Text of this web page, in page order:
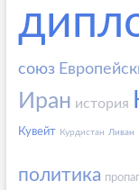
союз
Иран история
Кувейт Курдистан Ливан
политика